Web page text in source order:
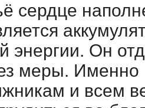
сердце
энергии. Он
меры. Именно
и всем